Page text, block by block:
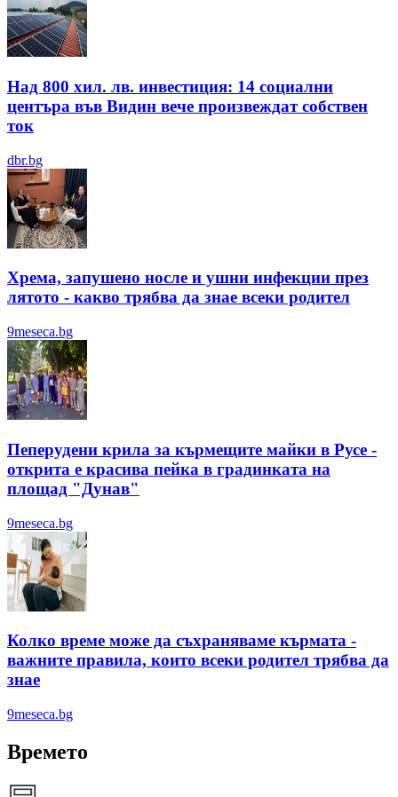
Над 800 хил. лв. инвестиция: 14 социални
центъра във Видин вече произвеждат собствен
ток
dbr.bg
Хрема, запушено носле и ушни инфекции през
лятотo - какво трябва да знае всеки родител
9meseca.bg
Пеперудени крила за кърмещите майки в Русе -
открита е красива пейка в градинката на
площад "Дунав"
9meseca.bg
Колко време може да съхраняваме кърмата -
важните правила, които всеки родител трябва да
знае
9meseca.bg
Времето